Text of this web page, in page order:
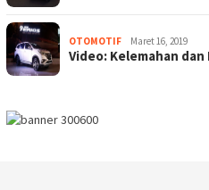
OTOMOTIF Maret 16, 2019
Video: Kelemahan